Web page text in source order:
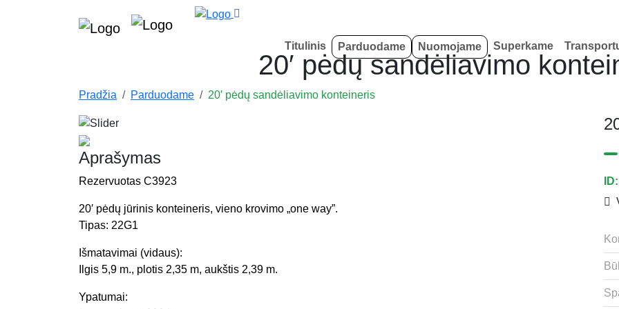
Titulinis Parduodame Nuomojame Superkame
20′ pėdų sandėliavimo
Pradžia Parduodame 20′ pėdų sandėliavimo konteineris
Aprašymas
Rezervuotas C3923
20′ pėdų jūrinis konteineris, vieno krovimo „one way”.
Tipas: 22G1
Išmatavimai (vidaus):
Ilgis 5,9 m., plotis 2,35 m, aukštis 2,39 m.
Ypatumai: